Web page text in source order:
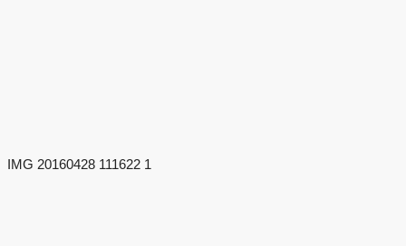
IMG 20160428 111622 1